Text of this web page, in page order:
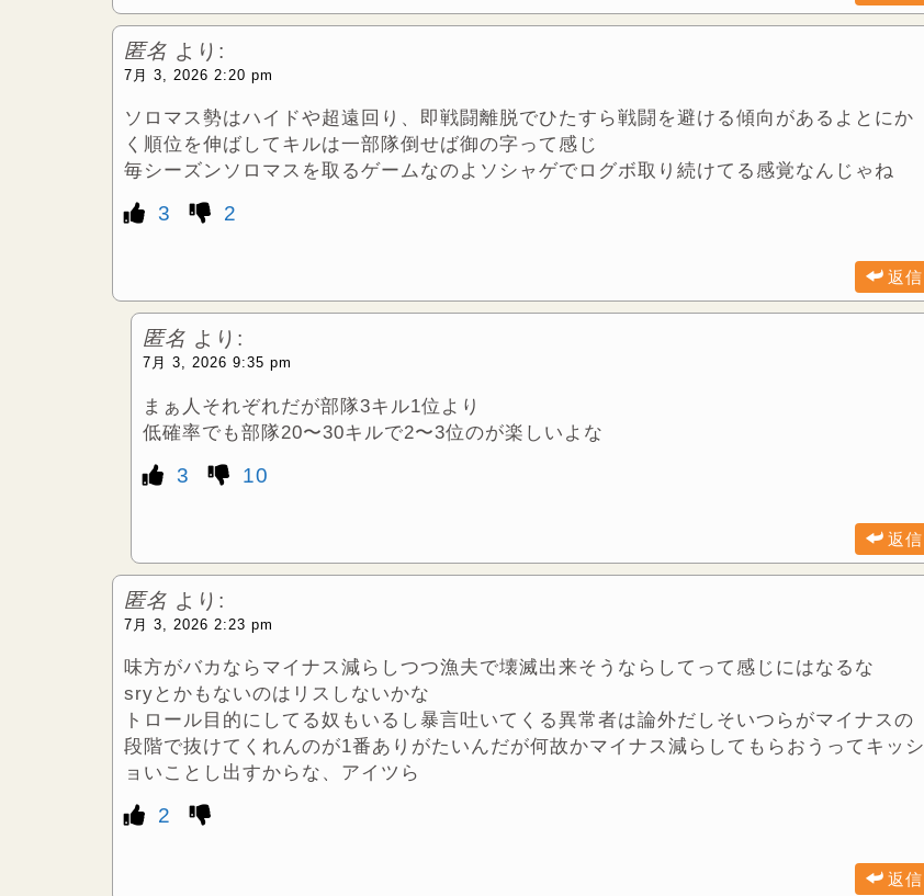
匿名 より:
7月 3, 2026 2:20 pm
ソロマス勢はハイドや超遠回り、即戦闘離脱でひたすら戦闘を避ける傾向があるよとにか
く順位を伸ばしてキルは一部隊倒せば御の字って感じ
毎シーズンソロマスを取るゲームなのよソシャゲでログボ取り続けてる感覚なんじゃね
3 2
返信
匿名 より:
7月 3, 2026 9:35 pm
まぁ人それぞれだが部隊3キル1位より
低確率でも部隊20〜30キルで2〜3位のが楽しいよな
3 10
返信
匿名 より:
7月 3, 2026 2:23 pm
味方がバカならマイナス減らしつつ漁夫で壊滅出来そうならしてって感じにはなるな
sryとかもないのはリスしないかな
トロール目的にしてる奴もいるし暴言吐いてくる異常者は論外だしそいつらがマイナスの
段階で抜けてくれんのが1番ありがたいんだが何故かマイナス減らしてもらおうってキッシ
ョいことし出すからな、アイツら
2
返信